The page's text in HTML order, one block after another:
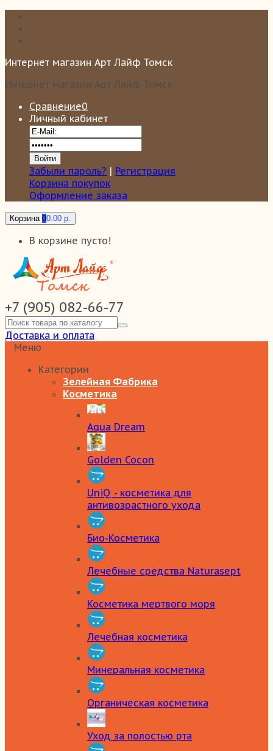
Интернет магазин Арт Лайф Томск
Интернет магазин Арт Лайф Томск
Сравнение0
Личный кабинет
Забыли пароль? | Регистрация
Корзина покупок
Оформление заказа
Корзина 00.00 р.
В корзине пусто!
+7 (905) 082-66-77
Доставка и оплата
Меню
Категории
Зелейная Фабрика
Косметика
Aqua Dream
Golden Cocon
UniQ - косметика для
антивозрастного ухода
Био-Косметика
Лечебные средства Naturasept
Косметика мертвого моря
Лечебная косметика
Минеральная косметика
Органическая косметика
Уход за полостью рта